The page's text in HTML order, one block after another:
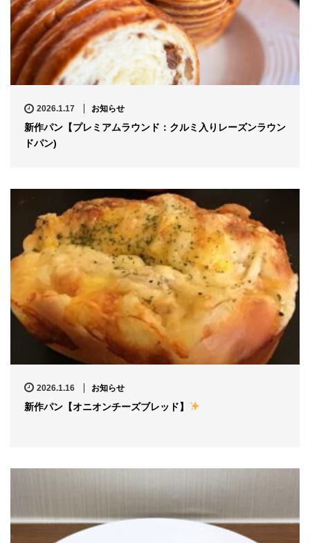
2026.1.17 お知らせ
新作パン【プレミアムラウンド：クルミ入りレーズンラウン
ドパン)
2026.1.16 お知らせ
新作パン【オニオンチーズブレッド】